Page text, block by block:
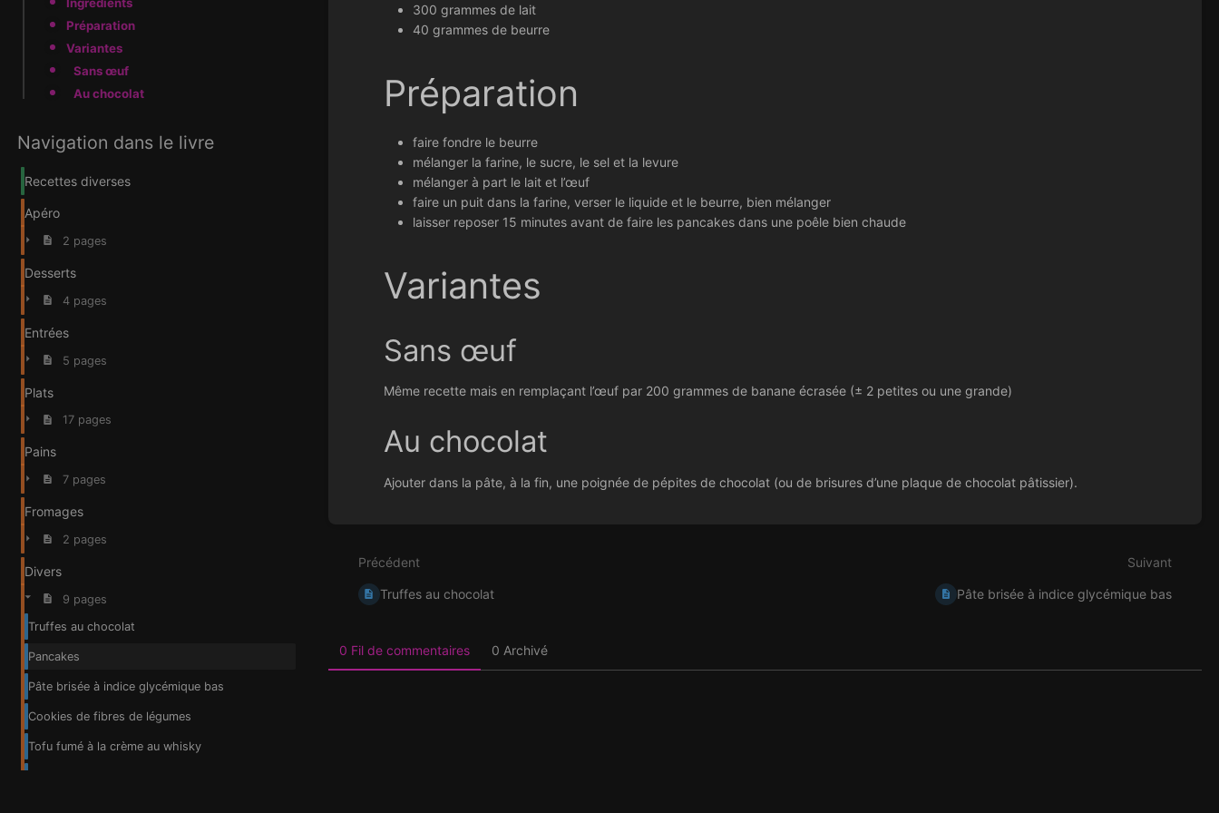
Préparation
Variantes
Sans œuf
Au chocolat
Navigation dans le livre
Recettes diverses
Apéro
2 pages
Desserts
4 pages
Entrées
5 pages
Plats
17 pages
Pains
7 pages
Fromages
2 pages
Divers
9 pages
Truffes au chocolat
Pancakes
Pâte brisée à indice glycémique bas
Cookies de fibres de légumes
Tofu fumé à la crème au whisky
300 grammes de lait
40 grammes de beurre
Préparation
faire fondre le beurre
mélanger la farine, le sucre, le sel et la levure
mélanger à part le lait et l’œuf
faire un puit dans la farine, verser le liquide et le beurre, bien mélanger
laisser reposer 15 minutes avant de faire les pancakes dans une poêle bien chaude
Variantes
Sans œuf
Même recette mais en remplaçant l’œuf par 200 grammes de banane écrasée (± 2 petites ou une grande)
Au chocolat
Ajouter dans la pâte, à la fin, une poignée de pépites de chocolat (ou de brisures d’une plaque de chocolat pâtissier).
de
sélection
de
Précédent
Truffes au chocolat
Suivant
Pâte brisée à indice glycémique bas
0 Fil de commentaires 0 Archivé